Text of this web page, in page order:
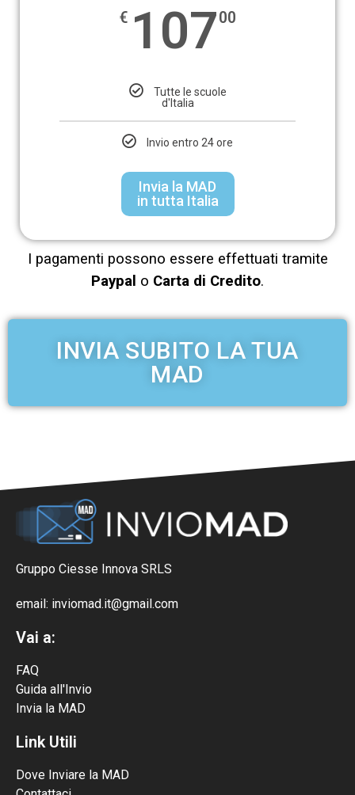
€ 10700
Tutte le scuole
d'Italia
Invio entro 24 ore
Invia la MAD
in tutta Italia
I pagamenti possono essere effettuati tramite
Paypal o Carta di Credito.
INVIA SUBITO LA TUA
MAD
Gruppo Ciesse Innova SRLS
email: inviomad.it@gmail.com
Vai a:
FAQ
Guida all'Invio
Invia la MAD
Link Utili
Dove Inviare la MAD